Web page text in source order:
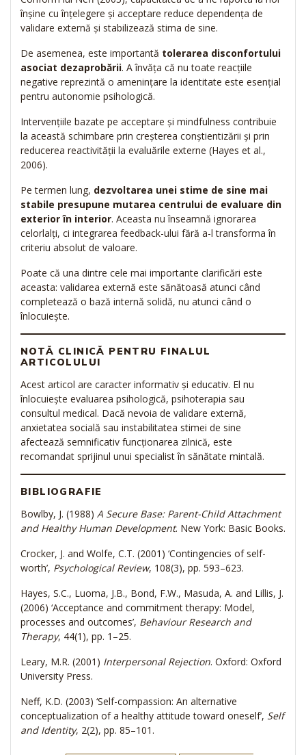
înșine cu înțelegere și acceptare reduce dependența de
validare externă și stabilizează stima de sine.
De asemenea, este importantă tolerarea disconfortului
asociat dezaprobării. A învăța că nu toate reacțiile
negative reprezintă o amenințare la identitate este esențial
pentru autonomie psihologică.
Intervențiile bazate pe acceptare și mindfulness contribuie
la această schimbare prin creșterea conștientizării și prin
reducerea reactivității la evaluările externe (Hayes et al.,
2006).
Pe termen lung, dezvoltarea unei stime de sine mai
stabile presupune mutarea centrului de evaluare din
exterior în interior. Aceasta nu înseamnă ignorarea
celorlalți, ci integrarea feedback-ului fără a-l transforma în
criteriu absolut de valoare.
Poate că una dintre cele mai importante clarificări este
aceasta: validarea externă este sănătoasă atunci când
completează o bază internă solidă, nu atunci când o
înlocuiește.
NOTĂ CLINICĂ PENTRU FINALUL
ARTICOLULUI
Acest articol are caracter informativ și educativ. El nu
înlocuiește evaluarea psihologică, psihoterapia sau
consultul medical. Dacă nevoia de validare externă,
anxietatea socială sau instabilitatea stimei de sine
afectează semnificativ funcționarea zilnică, este
recomandat sprijinul unui specialist în sănătate mintală.
BIBLIOGRAFIE
Bowlby, J. (1988) A Secure Base: Parent-Child Attachment
and Healthy Human Development. New York: Basic Books.
Crocker, J. and Wolfe, C.T. (2001) ‘Contingencies of self-
worth’, Psychological Review, 108(3), pp. 593–623.
Hayes, S.C., Luoma, J.B., Bond, F.W., Masuda, A. and Lillis, J.
(2006) ‘Acceptance and commitment therapy: Model,
processes and outcomes’, Behaviour Research and
Therapy, 44(1), pp. 1–25.
Leary, M.R. (2001) Interpersonal Rejection. Oxford: Oxford
University Press.
Neff, K.D. (2003) ‘Self-compassion: An alternative
conceptualization of a healthy attitude toward oneself’, Self
and Identity, 2(2), pp. 85–101.